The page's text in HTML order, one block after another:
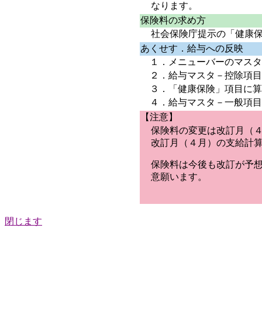
なります。
保険料の求め方
社会保険庁提示の「健康
あくせす．給与への反映
１．メニューバーのマス
２． 給与マスタ － 控除項目
３．
「健康保険」項目 に
４． 給与マスタ － 一般項目
【注意】
保険料の変更は改訂月（
改訂月（４月）の支給計
保険料は今後も改訂が予
意願います。
閉じます